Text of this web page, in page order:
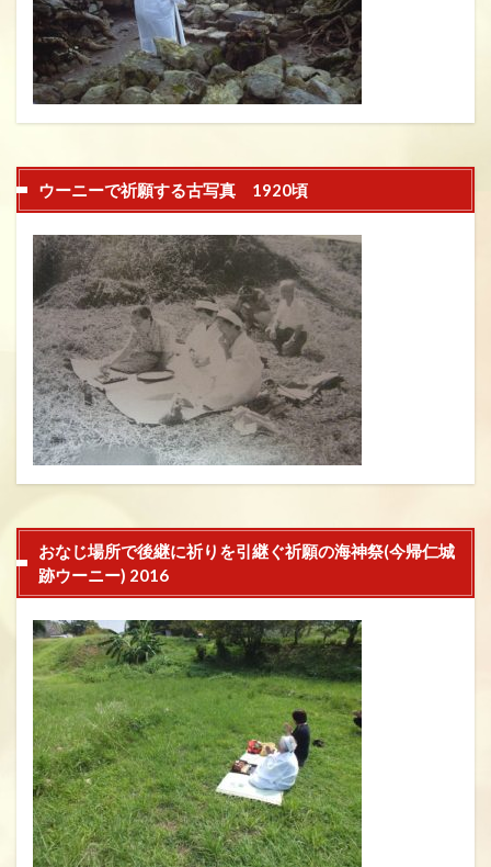
ウーニーで祈願する古写真 1920頃
おなじ場所で後継に祈りを引継ぐ祈願の海神祭(今帰仁城
跡ウーニー) 2016